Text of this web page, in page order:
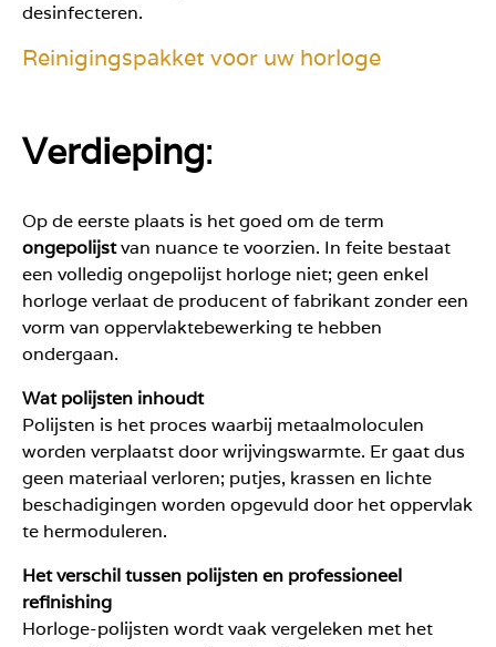
desinfecteren.
Reinigingspakket voor uw horloge
Verdieping:
Op de eerste plaats is het goed om de term
ongepolijstvan nuance te voorzien. In feite bestaat
een volledig ongepolijst horloge niet; geen enkel
horloge verlaat de producent of fabrikant zonder een
vorm van oppervlaktebewerking te hebben
ondergaan.
Wat polijsten inhoudt
Polijsten is het proces waarbij metaalmoloculen
worden verplaatst door wrijvingswarmte. Er gaat dus
geen materiaal verloren; putjes, krassen en lichte
beschadigingen worden opgevuld door het oppervlak
te hermoduleren.
Het verschil tussen polijsten en professioneel
refinishing
Horloge-polijsten wordt vaak vergeleken met het